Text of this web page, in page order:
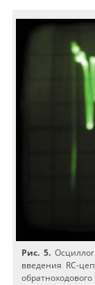
Рис. 5.
введения RC-